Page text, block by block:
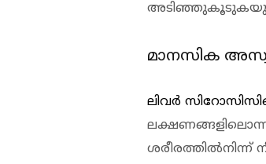
അടിഞ്ഞുകൂടുകയും
മാനസിക
ലിവര്‍
ശരീരത്തില്‍നിന്ന്